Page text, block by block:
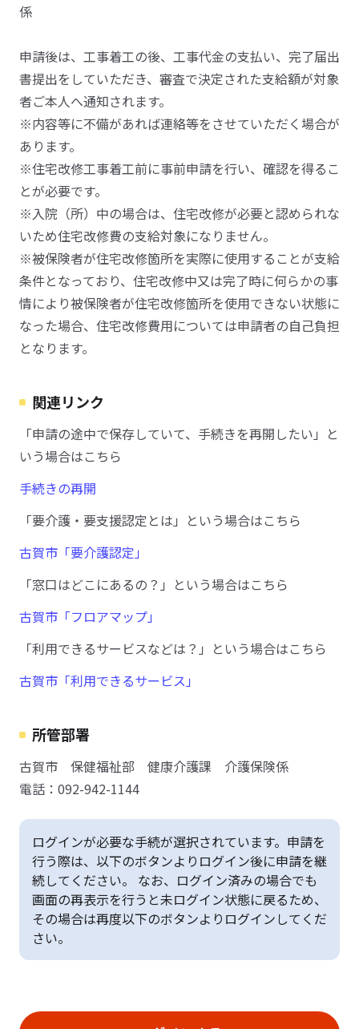
係
申請後は、工事着工の後、工事代金の支払い、完了届出
書提出をしていただき、審査で決定された支給額が対象
者ご本人へ通知されます。
※内容等に不備があれば連絡等をさせていただく場合が
あります。
※住宅改修工事着工前に事前申請を行い、確認を得るこ
とが必要です。
※入院（所）中の場合は、住宅改修が必要と認められな
いため住宅改修費の支給対象になりません。
※被保険者が住宅改修箇所を実際に使用することが支給
条件となっており、住宅改修中又は完了時に何らかの事
情により被保険者が住宅改修箇所を使用できない状態に
なった場合、住宅改修費用については申請者の自己負担
となります。
関連リンク
「申請の途中で保存していて、手続きを再開したい」と
いう場合はこちら
手続きの再開
「要介護・要支援認定とは」という場合はこちら
古賀市「要介護認定」
「窓口はどこにあるの？」という場合はこちら
古賀市「フロアマップ」
「利用できるサービスなどは？」という場合はこちら
古賀市「利用できるサービス」
所管部署
古賀市 保健福祉部 健康介護課 介護保険係
電話：092-942-1144
ログインが必要な手続が選択されています。申請を
行う際は、以下のボタンよりログイン後に申請を継
続してください。 なお、ログイン済みの場合でも
画面の再表示を行うと未ログイン状態に戻るため、
その場合は再度以下のボタンよりログインしてくだ
さい。